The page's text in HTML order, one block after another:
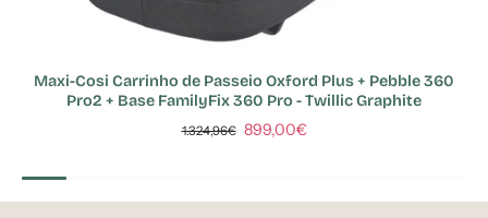
Maxi-Cosi Carrinho de Passeio Oxford Plus + Pebble 360
Pro2 + Base FamilyFix 360 Pro - Twillic Graphite
1.324,96€ 899,00€